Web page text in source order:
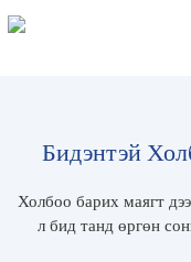
Бидэнтэй
Холбоо барих маягт
л бид танд өргөн